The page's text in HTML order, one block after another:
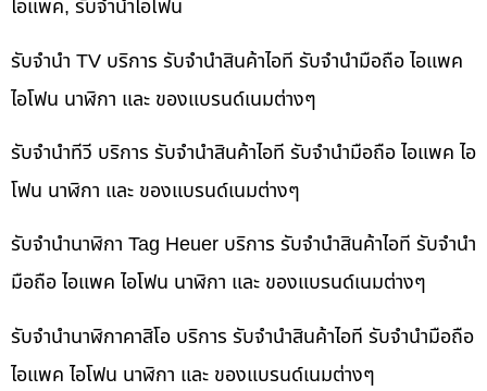
ไอแพค, รับจำนำไอโฟน
รับจำนำ TV บริการ รับจำนำสินค้าไอที รับจำนำมือถือ ไอแพค
ไอโฟน นาฬิกา และ ของแบรนด์เนมต่างๆ
รับจำนำทีวี บริการ รับจำนำสินค้าไอที รับจำนำมือถือ ไอแพค ไอ
โฟน นาฬิกา และ ของแบรนด์เนมต่างๆ
รับจำนำนาฬิกา Tag Heuer บริการ รับจำนำสินค้าไอที รับจำนำ
มือถือ ไอแพค ไอโฟน นาฬิกา และ ของแบรนด์เนมต่างๆ
รับจำนำนาฬิกาคาสิโอ บริการ รับจำนำสินค้าไอที รับจำนำมือถือ
ไอแพค ไอโฟน นาฬิกา และ ของแบรนด์เนมต่างๆ